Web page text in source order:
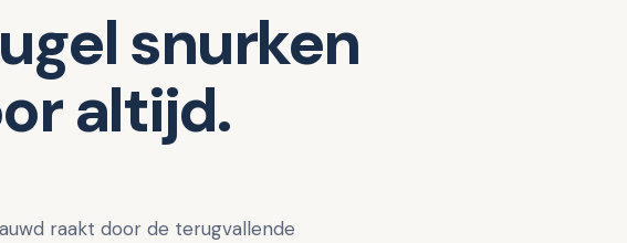
snurken
altijd.
raakt door de terugvallende